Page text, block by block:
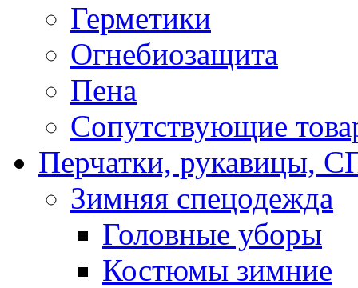
Герметики
Огнебиозащита
Пена
Сопутствующие
Перчатки,
Зимняя спецодежда
Головные уборы
Костюмы зимние